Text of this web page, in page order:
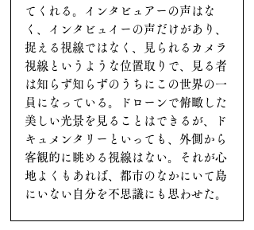
てくれる。インタビュアーの声はな
く、インタビュイーの声だけがあり、
捉える視線ではなく、見られるカメラ
視線というような位置取りで、見る者
は知らず知らずのうちにこの世界の一
員になっている。ドローンで俯瞰した
美しい光景を見ることはできるが、ド
キュメンタリーといっても、外側から
客観的に眺める視線はない。それが心
地よくもあれば、都市のなかにいて島
にいない自分を不思議にも思わせた。